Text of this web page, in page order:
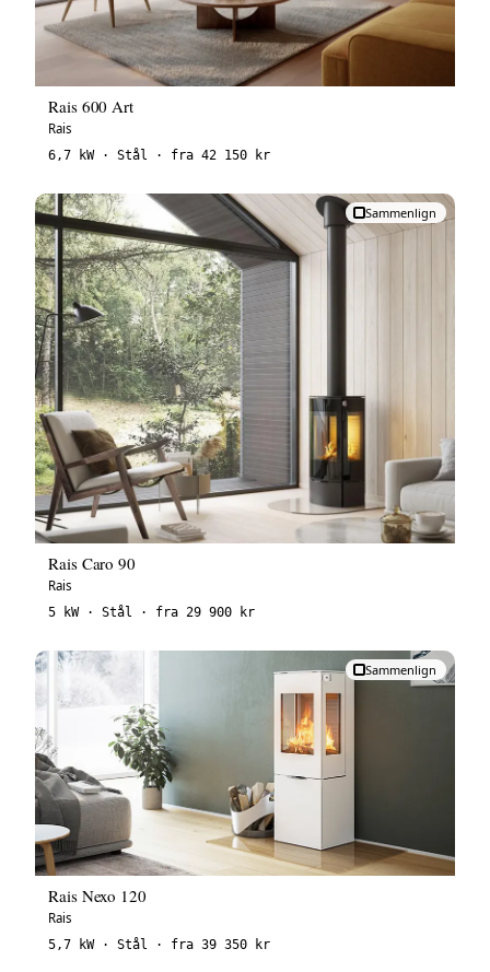
Rais 600 Art
Rais
6,7 kW · Stål · fra 42 150 kr
Sammenlign
Rais Caro 90
Rais
5 kW · Stål · fra 29 900 kr
Sammenlign
Rais Nexo 120
Rais
5,7 kW · Stål · fra 39 350 kr